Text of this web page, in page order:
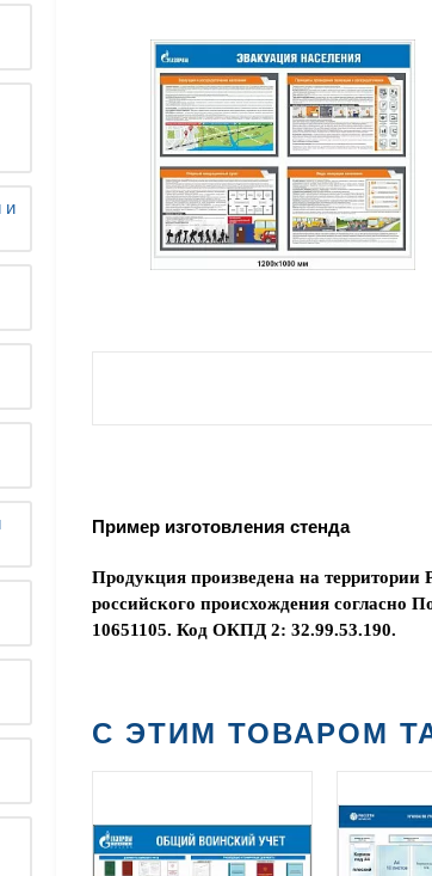
и
Пример изготовления стенда
Продукция произведена на территории
российского происхождения согласно
10651105. Код ОКПД 2: 32.99.53.190.
С ЭТИМ ТОВАРОМ